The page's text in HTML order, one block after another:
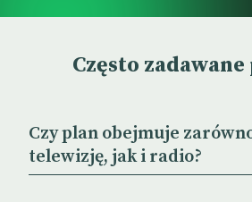
Często
Czy plan obejmuje
telewizję, jak i radio?